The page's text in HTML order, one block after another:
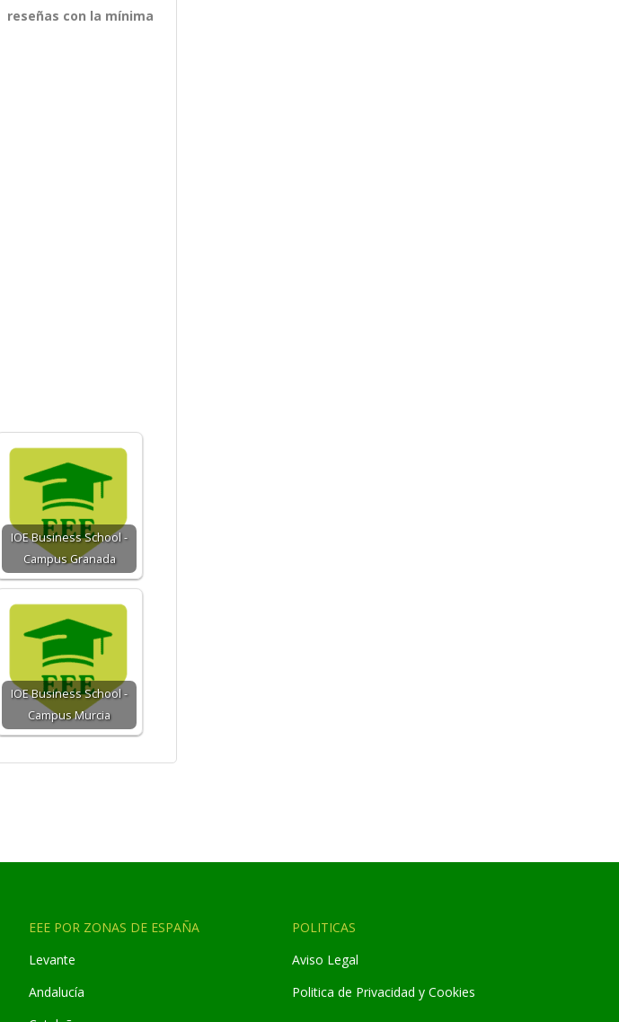
reseñas con la mínima
IOE Business School -
Campus Granada
IOE Business School -
Campus Murcia
EEE POR ZONAS DE ESPAÑA
Levante
Andalucía
POLITICAS
Aviso Legal
Politica de Privacidad y Cookies